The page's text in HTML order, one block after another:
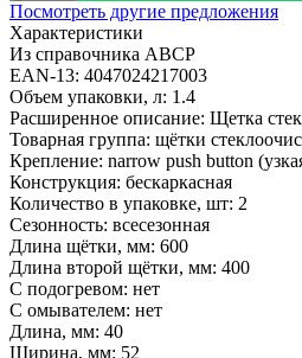
Посмотреть другие предложения
Характеристики
Из справочника ABCP
EAN-13: 4047024217003
Объем упаковки, л: 1.4
Расширенное описание: Щетка
Товарная группа: щётки
Крепление: narrow push button
Конструкция: бескаркасная
Количество в упаковке, шт: 2
Сезонность: всесезонная
Длина щётки, мм: 600
Длина второй щётки, мм: 400
С подогревом: нет
С омывателем: нет
Длина, мм: 40
Ширина, мм: 52